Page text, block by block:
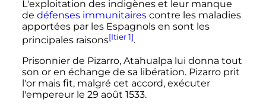
L'exploitation des indigènes et leur manque
de défenses immunitairescontre les maladies
apportées par les Espagnols en sont les
principales raisons[Itier 1].
Prisonnier de Pizarro, Atahualpa lui donna tout
son or en échange de sa libération. Pizarro prit
l'or mais fit, malgré cet accord, exécuter
l'empereur le 29 août 1533.